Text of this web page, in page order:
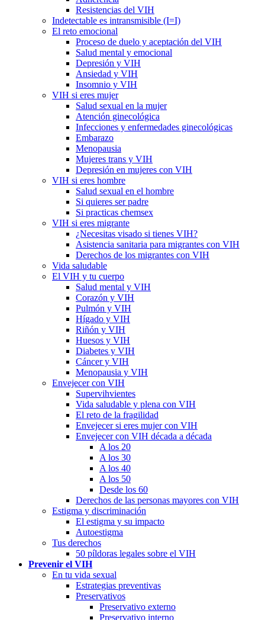
Resistencias del VIH
Indetectable es intransmisible (I=I)
El reto emocional
Proceso de duelo y aceptación del VIH
Salud mental y emocional
Depresión y VIH
Ansiedad y VIH
Insomnio y VIH
VIH si eres mujer
Salud sexual en la mujer
Atención ginecológica
Infecciones y enfermedades ginecológicas
Embarazo
Menopausia
Mujeres trans y VIH
Depresión en mujeres con VIH
VIH si eres hombre
Salud sexual en el hombre
Si quieres ser padre
Si practicas chemsex
VIH si eres migrante
¿Necesitas visado si tienes VIH?
Asistencia sanitaria para migrantes con VIH
Derechos de los migrantes con VIH
Vida saludable
El VIH y tu cuerpo
Salud mental y VIH
Corazón y VIH
Pulmón y VIH
Hígado y VIH
Riñón y VIH
Huesos y VIH
Diabetes y VIH
Cáncer y VIH
Menopausia y VIH
Envejecer con VIH
Supervihvientes
Vida saludable y plena con VIH
El reto de la fragilidad
Envejecer si eres mujer con VIH
Envejecer con VIH década a década
A los 20
A los 30
A los 40
A los 50
Desde los 60
Derechos de las personas mayores con VIH
Estigma y discriminación
El estigma y su impacto
Autoestigma
Tus derechos
50 píldoras legales sobre el VIH
Prevenir el VIH
En tu vida sexual
Estrategias preventivas
Preservativos
Preservativo externo
Preservativo interno